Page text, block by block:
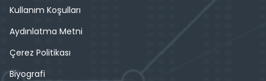
Kullanım Koşulları
Aydınlatma Metni
Çerez Politikası
Biyografi